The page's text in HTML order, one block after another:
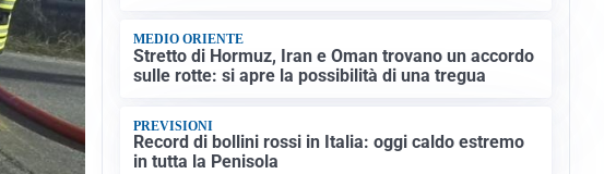
MEDIO ORIENTE
Stretto di Hormuz, Iran e Oman trovano un accordo
sulle rotte: si apre la possibilità di una tregua
PREVISIONI
Record di bollini rossi in Italia: oggi caldo estremo
in tutta la Penisola